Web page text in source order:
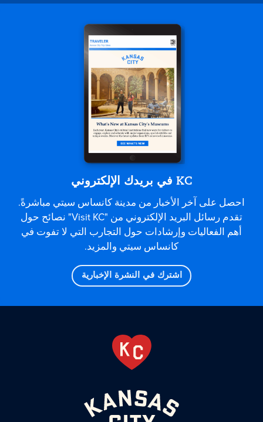
KC في بريدك الإلكتروني
احصل على آخر الأخبار من مدينة كانساس سيتي مباشرةً.
تقدم رسائل البريد الإلكتروني من "Visit KC" نصائح حول
أهم الفعاليات وإرشادات حول التجارب التي لا تفوت في
كانساس سيتي والمزيد.
اشترك في النشرة الإخبارية